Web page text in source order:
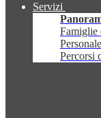
Servizi
Famiglie
Percorsi